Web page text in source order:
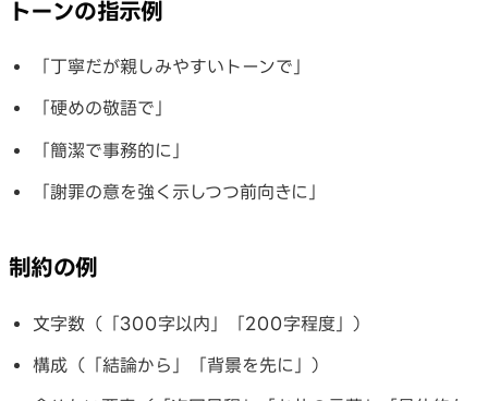
トーンの指示例
「丁寧だが親しみやすいトーンで」
「硬めの敬語で」
「簡潔で事務的に」
「謝罪の意を強く示しつつ前向きに」
制約の例
文字数（「300字以内」「200字程度」）
構成（「結論から」「背景を先に」）